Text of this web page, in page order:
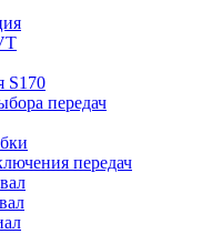
S170
передач
передач